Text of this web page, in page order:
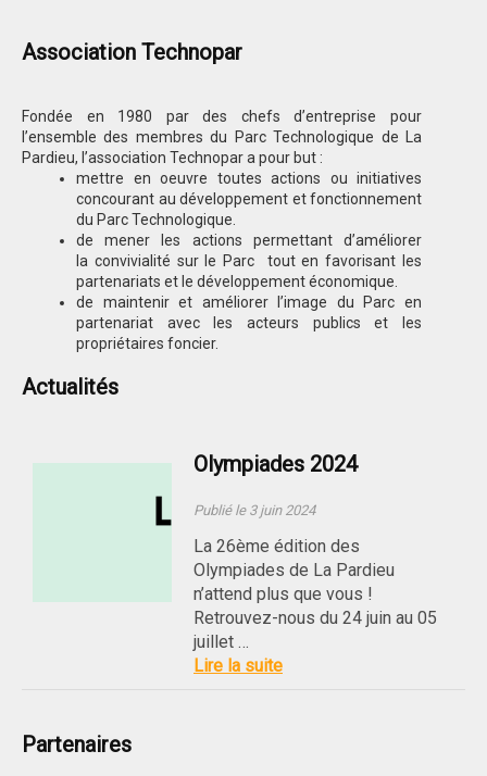
Association Technopar
Fondée en 1980 par des chefs d’entreprise pour
l’ensemble des membres du Parc Technologique de La
Pardieu, l’association Technopar a pour but :
mettre en oeuvre toutes actions ou initiatives
concourant au développement et fonctionnement
du Parc Technologique.
de mener les actions permettant d’améliorer
la convivialité sur le Parc tout en favorisant les
partenariats et le développement économique.
de maintenir et améliorer l’image du Parc en
partenariat avec les acteurs publics et les
propriétaires foncier.
Actualités
Olympiades 2024
Publié le 3 juin 2024
La 26ème édition des
Olympiades de La Pardieu
n’attend plus que vous !
Retrouvez-nous du 24 juin au 05
juillet …
Lire la suite
Partenaires